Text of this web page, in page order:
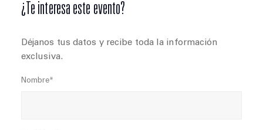
¿Te interesa este evento?
Déjanos tus datos y recibe toda la información
exclusiva.
Nombre*